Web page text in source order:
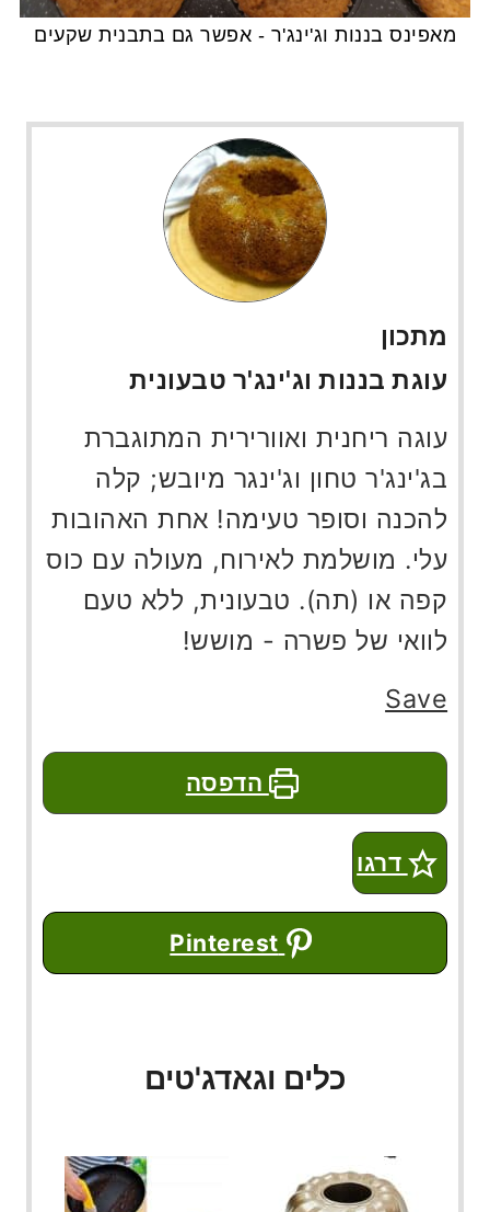
מאפינס בננות וג'ינג'ר - אפשר גם בתבנית שקעים
מתכון
עוגת בננות וג'ינג'ר טבעונית
עוגה ריחנית ואוורירית המתוגברת
בג'ינג'ר טחון וג'ינגר מיובש; קלה
להכנה וסופר טעימה! אחת האהובות
עלי. מושלמת לאירוח, מעולה עם כוס
קפה או (תה). טבעונית, ללא טעם
לוואי של פשרה - מושש!
Save
הדפסה
דרגו
כלים וגאדג'טים